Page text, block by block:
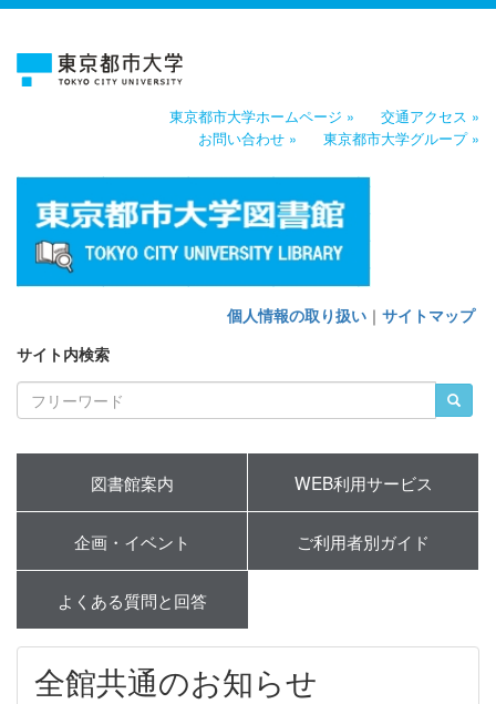
東京都市大学ホームページ »
交通アクセス »
お問い合わせ »
東京都市大学グループ »
個人情報の取り扱い ｜ サイトマップ
サイト内検索
図書館案内 WEB利用サービス
企画・イベント ご利用者別ガイド
よくある質問と回答
全館共通のお知らせ